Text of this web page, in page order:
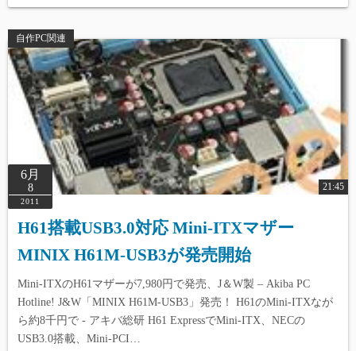
自作PC関連
6月
8
2011
21:45
H61搭載USB3.0対応 Mini-ITXマザー
MINIX H61M-USB3が発売開始
Mini-ITXのH61マザーが7,980円で発売、J＆W製 – Akiba PC
Hotline! J&W「MINIX H61M-USB3」発売！ H61のMini-ITXなが
ら約8千円で - アキバ総研 H61 ExpressでMini-ITX、NECの
USB3.0搭載、Mini-PCI…